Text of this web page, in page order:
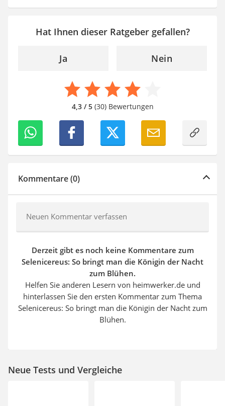
Hat Ihnen dieser Ratgeber gefallen?
Ja Nein
4,3 / 5(30) Bewertungen
Kommentare (0)
Neuen Kommentar verfassen
Derzeit gibt es noch keine Kommentare zum
Selenicereus: So bringt man die Königin der Nacht
zum Blühen.
Helfen Sie anderen Lesern von heimwerker.de und
hinterlassen Sie den ersten Kommentar zum Thema
Selenicereus: So bringt man die Königin der Nacht zum
Blühen.
Neue Tests und Vergleiche